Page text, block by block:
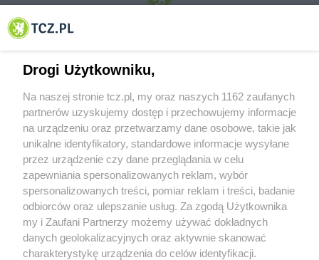
© 2001-2026 Tczew - TCZ.PL Sp. z o.o. Internetowy Serwis Informacyjny Miasta
O FIRMIE POLITYKA PRYWATNOŚCI HOSTING
REKLAMA WSPÓŁPRACA RSS FACEBOOK KONTAKT
Nasze serwisy
Drogi Użytkowniku,
Na naszej stronie tcz.pl, my oraz naszych 1162 zaufanych
partnerów uzyskujemy dostęp i przechowujemy informacje
na urządzeniu oraz przetwarzamy dane osobowe, takie jak
unikalne identyfikatory, standardowe informacje wysyłane
przez urządzenie czy dane przeglądania w celu
zapewniania spersonalizowanych reklam, wybór
spersonalizowanych treści, pomiar reklam i treści, badanie
odbiorców oraz ulepszanie usług. Za zgodą Użytkownika
my i Zaufani Partnerzy możemy używać dokładnych
danych geolokalizacyjnych oraz aktywnie skanować
charakterystykę urządzenia do celów identyfikacji.